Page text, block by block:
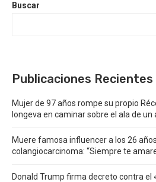
Buscar
Publicaciones Recientes
Mujer de 97 años rompe su propio
longeva en caminar sobre el ala de un
Muere famosa influencer a los 26
colangiocarcinoma: “Siempre te
Donald Trump firma decreto contra el